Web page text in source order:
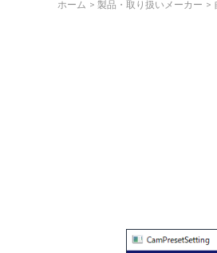
ホーム 製品・取り扱いメーカー